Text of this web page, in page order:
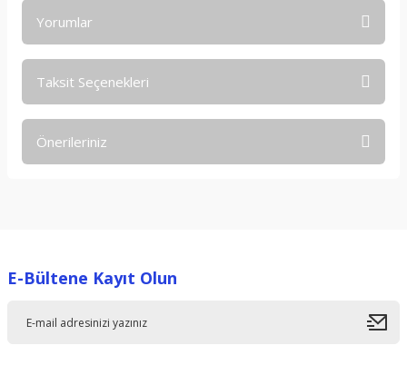
Yorumlar
Taksit Seçenekleri
Önerileriniz
Ürün resmi kalitesiz, bozuk veya görüntülenemiyor.
E-Bültene Kayıt Olun